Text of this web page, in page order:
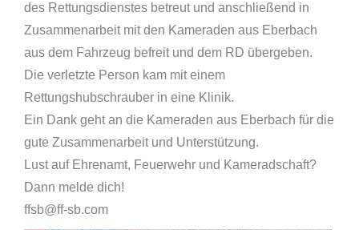
des Rettungsdienstes betreut und anschließend in
Zusammenarbeit mit den Kameraden aus Eberbach
aus dem Fahrzeug befreit und dem RD übergeben.
Die verletzte Person kam mit einem
Rettungshubschrauber in eine Klinik.
Ein Dank geht an die Kameraden aus Eberbach für die
gute Zusammenarbeit und Unterstützung.
Lust auf Ehrenamt, Feuerwehr und Kameradschaft?
Dann melde dich!
ffsb@ff-sb.com